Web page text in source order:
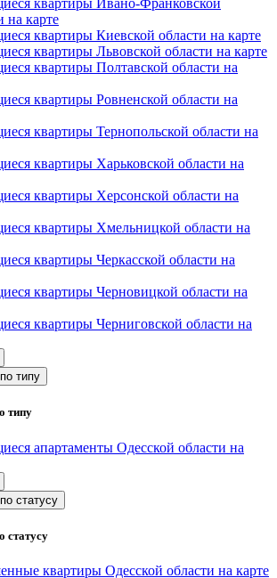
квартиры Ивано-Франковской
на карте
квартиры Киевской области на карте
квартиры Львовской области на карте
квартиры Полтавской области на
квартиры Ровненской области на
квартиры Тернопольской области на
квартиры Харьковской области на
квартиры Херсонской области на
квартиры Хмельницкой области на
квартиры Черкасской области на
квартиры Черновицкой области на
квартиры Черниговской области на
типу
типу
апартаменты Одесской области на
статусу
статусу
квартиры Одесской области на карте